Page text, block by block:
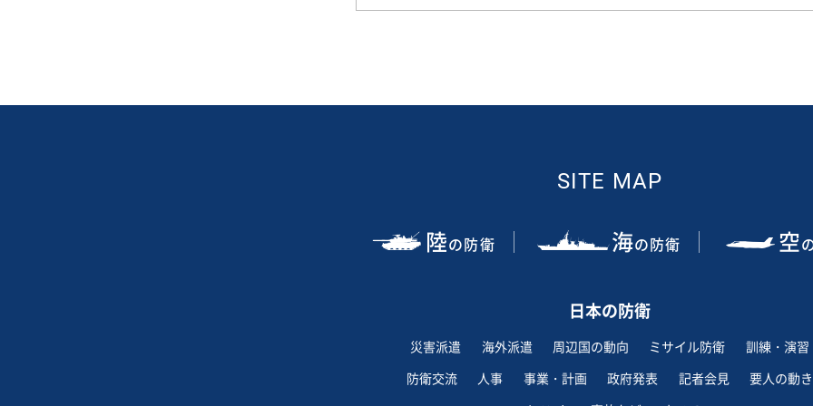
SITE MAP
陸の防衛 海の防衛 空
日本の防衛
災害派遣 海外派遣 周辺国の動向 ミサイル防衛
訓練・演習
防衛交流
人事 事業・計画 政府発表 記者会見
要人の動き